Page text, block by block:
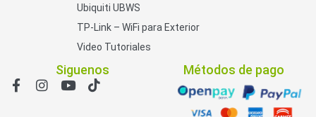
Ubiquiti UBWS
TP-Link – WiFi para Exterior
Video Tutoriales
Siguenos Métodos de pago